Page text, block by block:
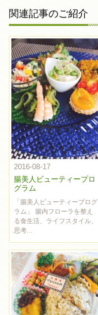
関連記事のご紹介
2016-08-17
腸美人ビューティープロ
グラム
「腸美人ビューティープログ
ラム」 腸内フローラを整え
る食生活、ライフスタイル、
思考...